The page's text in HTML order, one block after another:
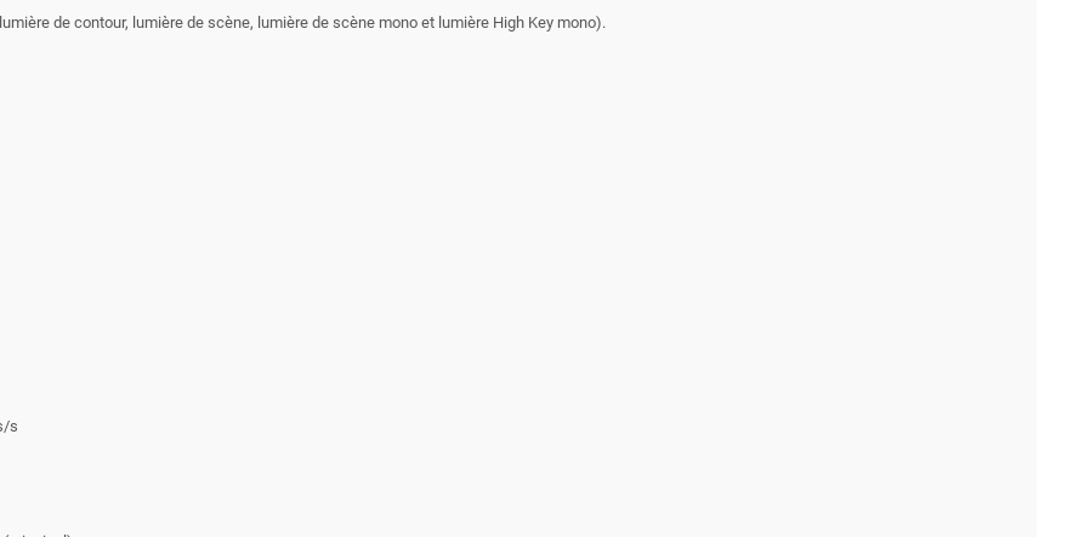
de contour, lumière de scène, lumière de scène mono et lumière High Key mono).
s